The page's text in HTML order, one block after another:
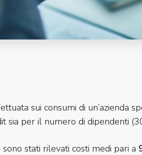
sui consumi di un’azienda
sia per il numero di dipendenti
stati rilevati costi medi pari a